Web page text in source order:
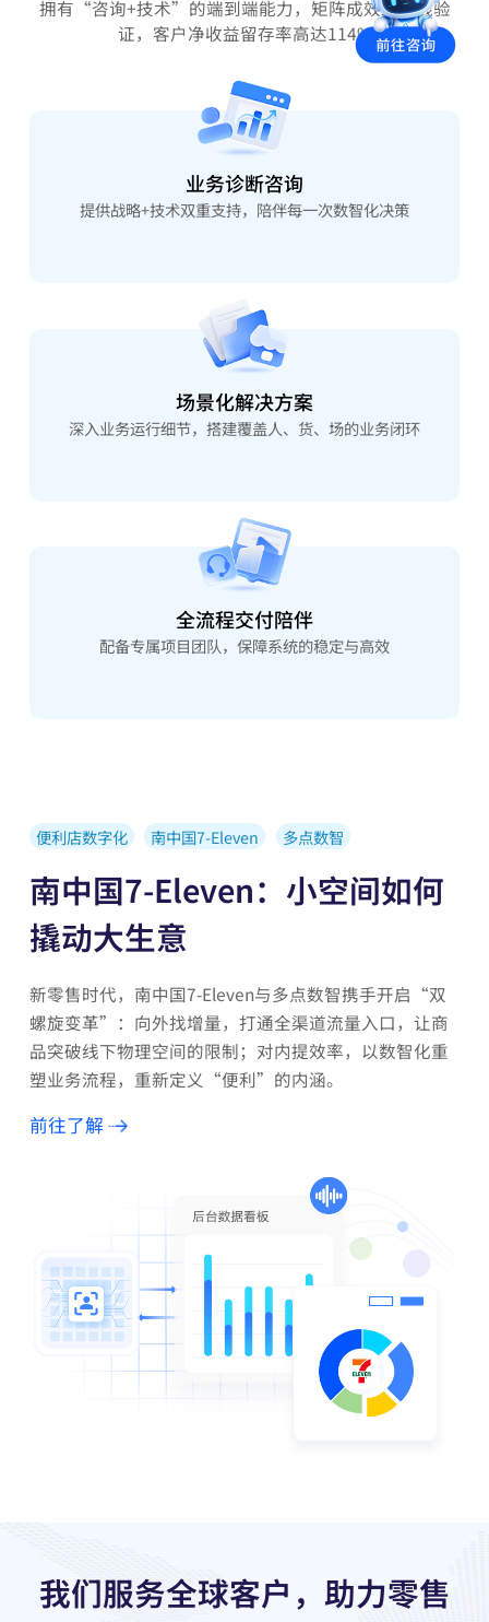
拥有“咨询+技术”的端到端能力，矩阵成效经实践验
证，客户净收益留存率高达114%
业务诊断咨询
提供战略+技术双重支持，陪伴每一次数智化决策
场景化解决方案
深入业务运行细节，搭建覆盖人、货、场的业务闭环
全流程交付陪伴
配备专属项目团队，保障系统的稳定与高效
便利店数字化 南中国7-Eleven 多点数智
南中国7-Eleven：小空间如何
撬动大生意
新零售时代，南中国7-Eleven与多点数智携手开启“双
螺旋变革”：向外找增量，打通全渠道流量入口，让商
品突破线下物理空间的限制；对内提效率，以数智化重
塑业务流程，重新定义“便利”的内涵。
前往了解
我们服务全球客户，助力零售